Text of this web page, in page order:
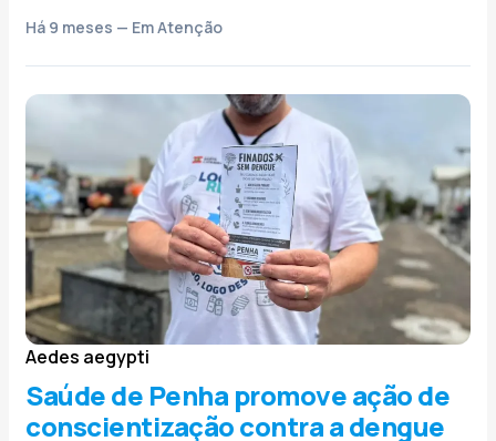
Há 9 meses — Em Atenção
Aedes aegypti
Saúde de Penha promove ação de
conscientização contra a dengue